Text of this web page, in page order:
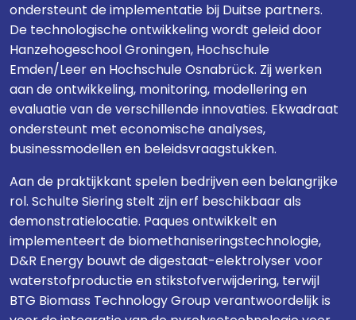
ondersteunt de implementatie bij Duitse partners.
De technologische ontwikkeling wordt geleid door
Hanzehogeschool Groningen, Hochschule
Emden/Leer en Hochschule Osnabrück. Zij werken
aan de ontwikkeling, monitoring, modellering en
evaluatie van de verschillende innovaties. Ekwadraat
ondersteunt met economische analyses,
businessmodellen en beleidsvraagstukken.
Aan de praktijkkant spelen bedrijven een belangrijke
rol. Schulte Siering stelt zijn erf beschikbaar als
demonstratielocatie. Paques ontwikkelt en
implementeert de biomethaniseringstechnologie,
D&R Energy bouwt de digestaat-elektrolyser voor
waterstofproductie en stikstofverwijdering, terwijl
BTG Biomass Technology Group verantwoordelijk is